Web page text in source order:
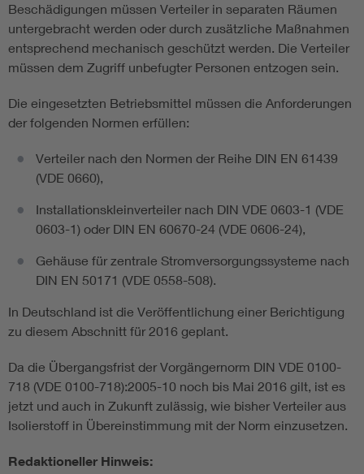
Beschädigungen müssen Verteiler in separaten Räumen
untergebracht werden oder durch zusätzliche Maßnahmen
entsprechend mechanisch geschützt werden. Die Verteiler
müssen dem Zugriff unbefugter Personen entzogen sein.
Die eingesetzten Betriebsmittel müssen die Anforderungen
der folgenden Normen erfüllen:
Verteiler nach den Normen der Reihe DIN EN 61439
(VDE 0660),
Installationskleinverteiler nach DIN VDE 0603-1 (VDE
0603-1) oder DIN EN 60670-24 (VDE 0606-24),
Gehäuse für zentrale Stromversorgungssysteme nach
DIN EN 50171 (VDE 0558-508).
In Deutschland ist die Veröffentlichung einer Berichtigung
zu diesem Abschnitt für 2016 geplant.
Da die Übergangsfrist der Vorgängernorm DIN VDE 0100-
718 (VDE 0100-718):2005-10 noch bis Mai 2016 gilt, ist es
jetzt und auch in Zukunft zulässig, wie bisher Verteiler aus
Isolierstoff in Übereinstimmung mit der Norm einzusetzen.
Redaktioneller Hinweis: